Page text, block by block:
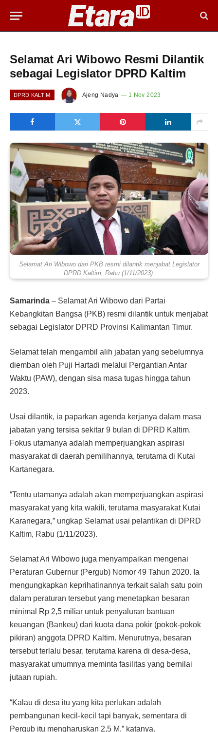
Selamat Ari Wibowo Resmi Dilantik
sebagai Legislator DPRD Kaltim
DPRD KALTIM Ajeng Nadya 1 Nov 2023
Selamat Ari Wibowo dari PKB resmi dilantik menjabat Legislator
DPRD Kaltim, Rabu (1/11/2023).
Samarinda – Selamat Ari Wibowo dari Partai
Kebangkitan Bangsa (PKB) resmi dilantik untuk menjabat
sebagai Legislator DPRD Provinsi Kalimantan Timur.
Selamat telah mengambil alih jabatan yang sebelumnya
diemban oleh Puji Hartadi melalui Pergantian Antar
Waktu (PAW), dengan sisa masa tugas hingga tahun
2023.
Usai dilantik, ia paparkan agenda kerjanya dalam masa
jabatan yang tersisa sekitar 9 bulan di DPRD Kaltim.
Fokus utamanya adalah memperjuangkan aspirasi
masyarakat di daerah pemilihannya, terutama di Kutai
Kartanegara.
“Tentu utamanya adalah akan memperjuangkan aspirasi
masyarakat yang kita wakili, terutama masyarakat Kutai
Karanegara,” ungkap Selamat usai pelantikan di DPRD
Kaltim, Rabu (1/11/2023).
Selamat Ari Wibowo juga menyampaikan mengenai
Peraturan Gubernur (Pergub) Nomor 49 Tahun 2020. Ia
mengungkapkan keprihatinannya terkait salah satu poin
dalam peraturan tersebut yang menetapkan besaran
minimal Rp 2,5 miliar untuk penyaluran bantuan
keuangan (Bankeu) dari kuota dana pokir (pokok-pokok
pikiran) anggota DPRD Kaltim. Menurutnya, besaran
tersebut terlalu besar, terutama karena di desa-desa,
masyarakat umumnya meminta fasilitas yang bernilai
jutaan rupiah.
“Kalau di desa itu yang kita perlukan adalah
pembangunan kecil-kecil tapi banyak, sementara di
Pergub itu mengharuskan 2,5 M,” katanya.